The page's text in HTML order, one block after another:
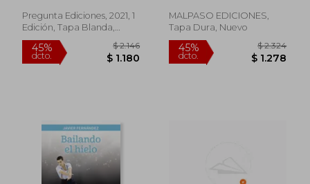
Pregunta Ediciones, 2021, 1
Edición, Tapa Blanda,
Nuevo
MALPASO EDICIONES,
Tapa Dura, Nuevo